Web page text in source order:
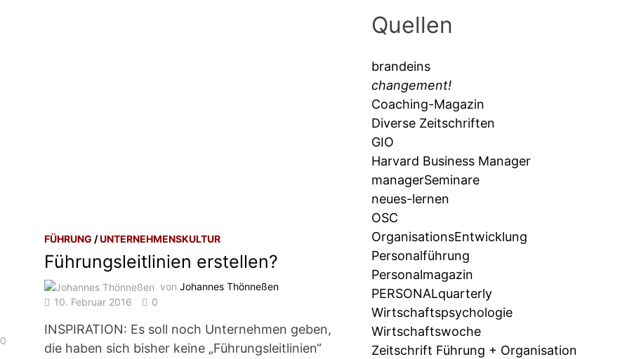
0
FÜHRUNG /UNTERNEHMENSKULTUR
Führungsleitlinien erstellen?
vonJohannes Thönneßen
10. Februar 2016
0
INSPIRATION: Es soll noch Unternehmen geben,
die haben sich bisher keine „Führungsleitlinien“
Quellen
brandeins
changement!
Coaching-Magazin
Diverse Zeitschriften
GIO
Harvard Business Manager
managerSeminare
neues-lernen
OSC
OrganisationsEntwicklung
Personalführung
Personalmagazin
PERSONALquarterly
Wirtschaftspsychologie
Wirtschaftswoche
Zeitschrift Führung + Organisation